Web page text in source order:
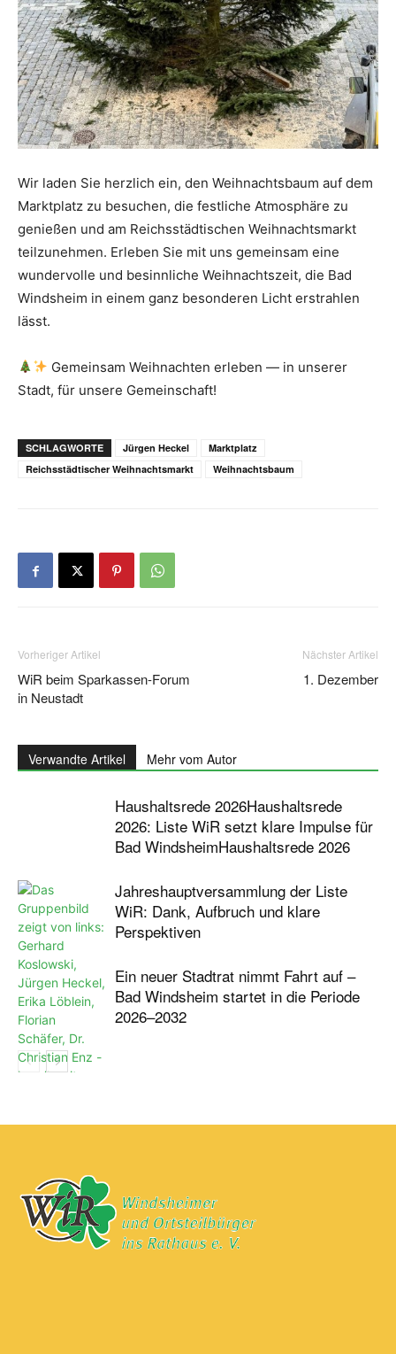
Wir laden Sie herzlich ein, den Weihnachtsbaum auf dem
Marktplatz zu besuchen, die festliche Atmosphäre zu
genießen und am Reichsstädtischen Weihnachtsmarkt
teilzunehmen. Erleben Sie mit uns gemeinsam eine
wundervolle und besinnliche Weihnachtszeit, die Bad
Windsheim in einem ganz besonderen Licht erstrahlen
lässt.
Gemeinsam Weihnachten erleben — in unserer
Stadt, für unsere Gemeinschaft!
SCHLAGWORTE Jürgen Heckel
Marktplatz
Reichsstädtischer Weihnachtsmarkt
Weihnachtsbaum
Vorheriger Artikel
WiR beim Sparkassen-Forum
in Neustadt
Nächster Artikel
1. Dezember
Verwandte Artikel Mehr vom Autor
Haushaltsrede 2026Haushaltsrede
2026: Liste WiR setzt klare Impulse für
Bad WindsheimHaushaltsrede 2026
Jahreshauptversammlung der Liste
WiR: Dank, Aufbruch und klare
Perspektiven
Ein neuer Stadtrat nimmt Fahrt auf –
Bad Windsheim startet in die Periode
2026–2032